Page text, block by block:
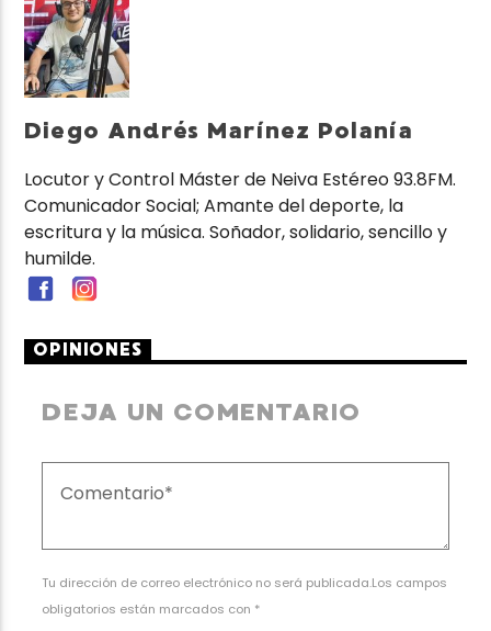
Diego Andrés Marínez Polanía
Locutor y Control Máster de Neiva Estéreo 93.8FM.
Comunicador Social; Amante del deporte, la
escritura y la música. Soñador, solidario, sencillo y
humilde.
OPINIONES
DEJA UN COMENTARIO
Tu dirección de correo electrónico no será publicada.Los campos
obligatorios están marcados con *